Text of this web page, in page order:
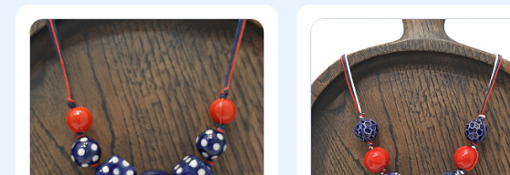
Итого:
0 р.
Продолжить покупки
Перейти в корзину